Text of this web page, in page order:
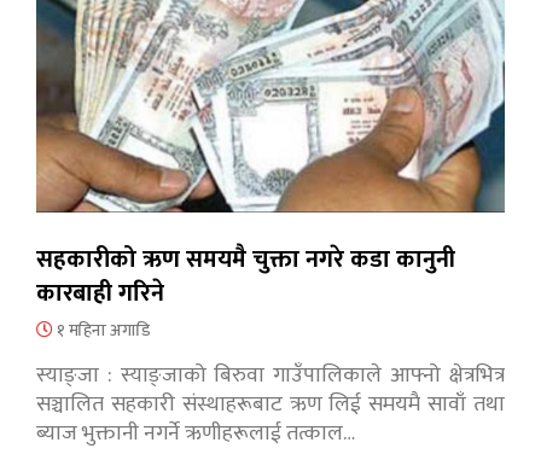
सहकारीको ऋण समयमै चुक्ता नगरे कडा कानुनी
कारबाही गरिने
१ महिना अगाडि
स्याङ्जा : स्याङ्जाको बिरुवा गाउँपालिकाले आफ्नो क्षेत्रभित्र
सञ्चालित सहकारी संस्थाहरूबाट ऋण लिई समयमै सावाँ तथा
ब्याज भुक्तानी नगर्ने ऋणीहरूलाई तत्काल…